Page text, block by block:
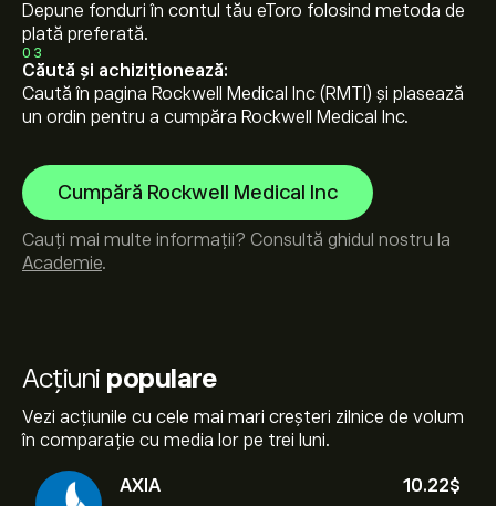
Acțiuni populare
Vezi acțiunile cu cele mai mari creșteri zilnice de volum
în comparație cu media lor pe trei luni.
AXIA
10.22‎$‎
Depune fonduri în contul tău eToro folosind metoda de
plată preferată.
03
Căută și achiziționează:
Caută în pagina Rockwell Medical Inc (RMTI) și plasează
un ordin pentru a cumpăra Rockwell Medical Inc.
Cumpără Rockwell Medical Inc
Cauți mai multe informații? Consultă ghidul nostru la
Academie.